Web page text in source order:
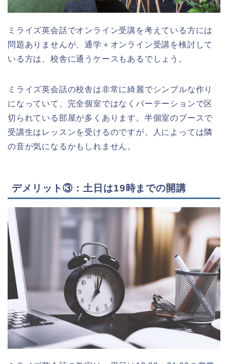
ミライズ英会話でオンライン受講を考えている方には
問題ありませんが、通学＋オンライン受講を検討して
いる方は、校舎に通うケースもあるでしょう。
ミライズ英会話の校舎は非常に綺麗でシンプルな作り
になっていて、完全個室ではなくパーテーションで区
切られている部屋が多くあります。半個室のブースで
受講生はレッスンを受けるのですが、人によっては隣
の音が気になるかもしれません。
デメリット③：土日は19時までの開講